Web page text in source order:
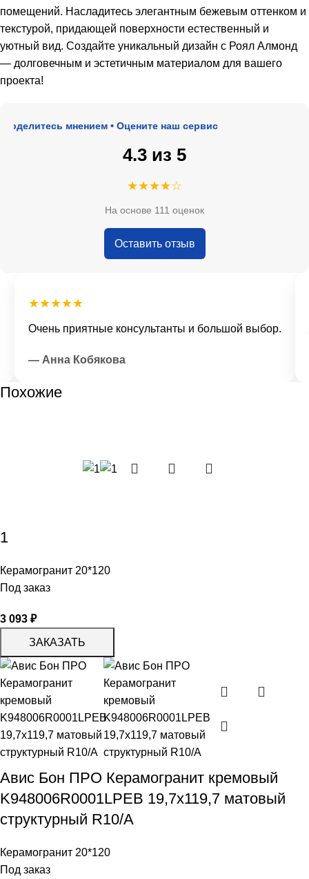
помещений. Насладитесь элегантным бежевым оттенком и
текстурой, придающей поверхности естественный и
уютный вид. Создайте уникальный дизайн с Роял Алмонд
— долговечным и эстетичным материалом для вашего
проекта!
мнением • Оцените наш сервис
4.3 из 5
★★★★☆
На основе 111 оценок
Оставить отзыв
★★★★★
Очень приятные консультанты и большой выбор.
— Анна Кобякова
Похожие
1
Керамогранит 20*120
Под заказ
3 093 ₽
ЗАКАЗАТЬ
Авис Бон ПРО Керамогранит кремовый
K948006R0001LPEB 19,7х119,7 матовый
структурный R10/A
Керамогранит 20*120
Под заказ